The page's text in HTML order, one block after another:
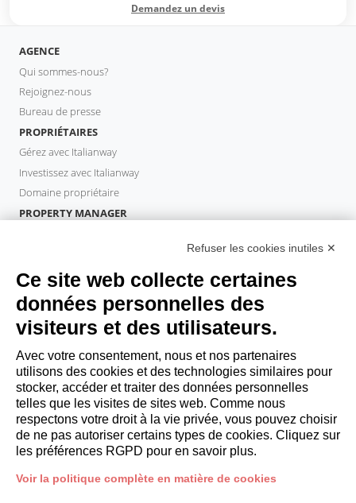
Demandez un devis
AGENCE
Qui sommes-nous?
Rejoignez-nous
Bureau de presse
PROPRIÉTAIRES
Gérez avec Italianway
Investissez avec Italianway
Domaine propriétaire
PROPERTY MANAGER
INVITÉS
Réservez un séjour
Séjour longue durée
Expériences pour les clients
Reductions pour les clients
Conventions pour les entreprises
booking@italianway.house
+390286882952
Refuser les cookies inutiles ✕
Ce site web collecte certaines
données personnelles des
visiteurs et des utilisateurs.
Avec votre consentement, nous et nos partenaires
utilisons des cookies et des technologies similaires pour
stocker, accéder et traiter des données personnelles
telles que les visites de sites web. Comme nous
respectons votre droit à la vie privée, vous pouvez choisir
de ne pas autoriser certains types de cookies. Cliquez sur
les préférences RGPD pour en savoir plus.
Voir la politique complète en matière de cookies